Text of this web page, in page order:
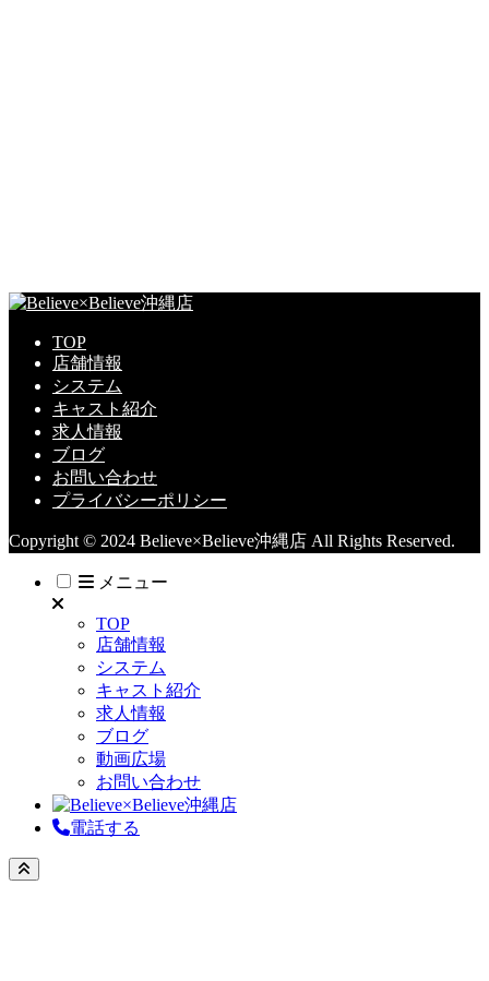
TOP
店舗情報
システム
キャスト紹介
求人情報
ブログ
お問い合わせ
プライバシーポリシー
Copyright © 2024 Believe×Believe沖縄店 All Rights Reserved.
メニュー
TOP
店舗情報
システム
キャスト紹介
求人情報
ブログ
動画広場
お問い合わせ
電話する